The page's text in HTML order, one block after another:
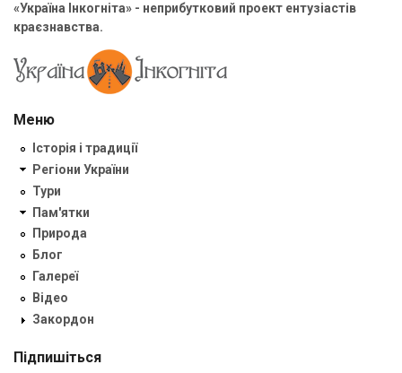
«Україна Інкогніта» - неприбутковий проект ентузіастів
краєзнавства.
Меню
Історія і традиції
Регіони України
Тури
Пам'ятки
Природа
Блог
Галереї
Відео
Закордон
Підпишіться